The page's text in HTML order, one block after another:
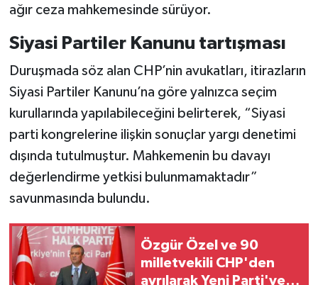
ağır ceza mahkemesinde sürüyor.
Siyasi Partiler Kanunu tartışması
Duruşmada söz alan CHP’nin avukatları, itirazların
Siyasi Partiler Kanunu’na göre yalnızca seçim
kurullarında yapılabileceğini belirterek, “Siyasi
parti kongrelerine ilişkin sonuçlar yargı denetimi
dışında tutulmuştur. Mahkemenin bu davayı
değerlendirme yetkisi bulunmamaktadır”
savunmasında bulundu.
Özgür Özel ve 90
milletvekili CHP'den
ayrılarak Yeni Parti'ye